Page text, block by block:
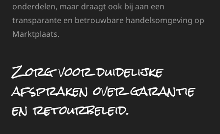
onderdelen, maar draagt ook bij aan een
transparante en betrouwbare handelsomgeving op
Marktplaats.
Zorg voor duidelijke
afspraken over garantie
en retourbeleid.